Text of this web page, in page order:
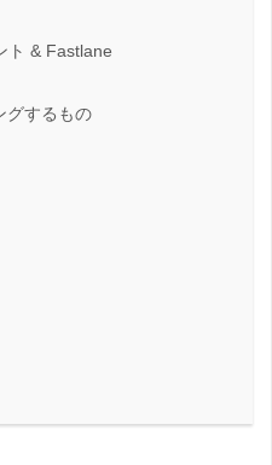
ト & Fastlane
グするもの